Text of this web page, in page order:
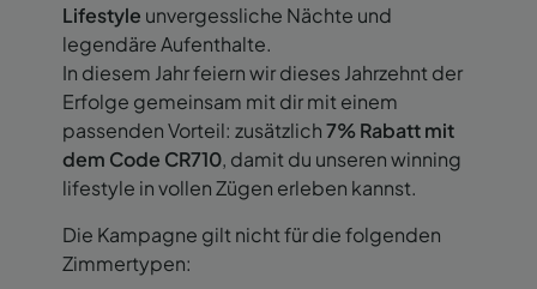
Lifestyle unvergessliche Nächte und
legendäre Aufenthalte.
In diesem Jahr feiern wir dieses Jahrzehnt der
Erfolge gemeinsam mit dir mit einem
passenden Vorteil: zusätzlich7% Rabatt mit
dem Code CR710, damit du unseren winning
lifestyle in vollen Zügen erleben kannst.
Die Kampagne gilt nicht für die folgenden
Zimmertypen: